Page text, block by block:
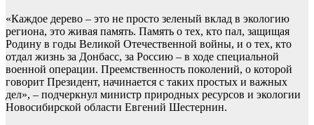
«Каждое дерево – это не просто зеленый вклад в экологию
региона, это живая память. Память о тех, кто пал, защищая
Родину в годы Великой Отечественной войны, и о тех, кто
отдал жизнь за Донбасс, за Россию – в ходе специальной
военной операции. Преемственность поколений, о которой
говорит Президент, начинается с таких простых и важных
дел», – подчеркнул министр природных ресурсов и экологии
Новосибирской области Евгений Шестернин.